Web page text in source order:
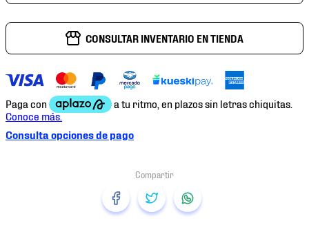
CONSULTAR INVENTARIO EN TIENDA
Consulta opciones de pago